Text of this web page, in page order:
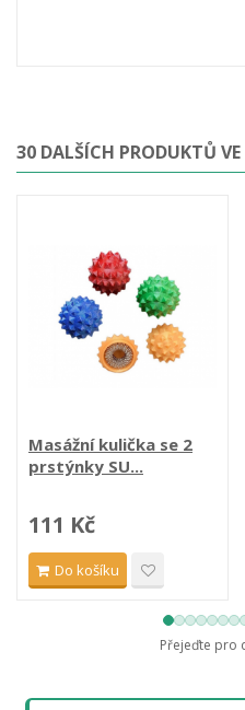
30 DALŠÍCH PRODUKTŮ VE
Masážní kulička se 2
prstýnky SU...
111 Kč
Do košíku
Přejeďte pro